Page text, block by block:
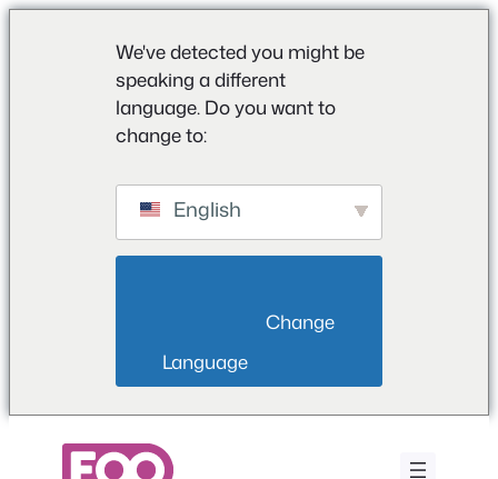
We've detected you might be
speaking a different
language. Do you want to
change to:
English
Language